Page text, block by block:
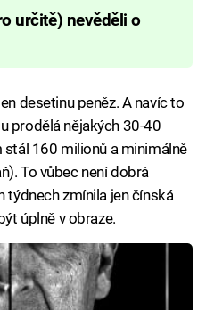
určitě) nevěděli o
desetinu peněz. A navíc to
prodělá nějakých 30-40
160 milionů a minimálně
To vůbec není dobrá
týdnech zmínila jen čínská
úplně v obraze.